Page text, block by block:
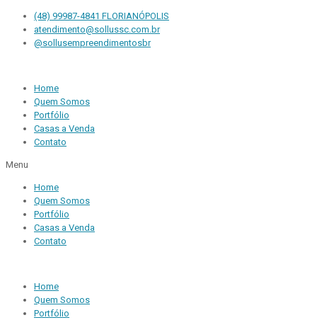
(48) 99987-4841 FLORIANÓPOLIS
atendimento@sollussc.com.br
@sollusempreendimentosbr
Home
Quem Somos
Portfólio
Casas a Venda
Contato
Menu
Home
Quem Somos
Portfólio
Casas a Venda
Contato
Home
Quem Somos
Portfólio